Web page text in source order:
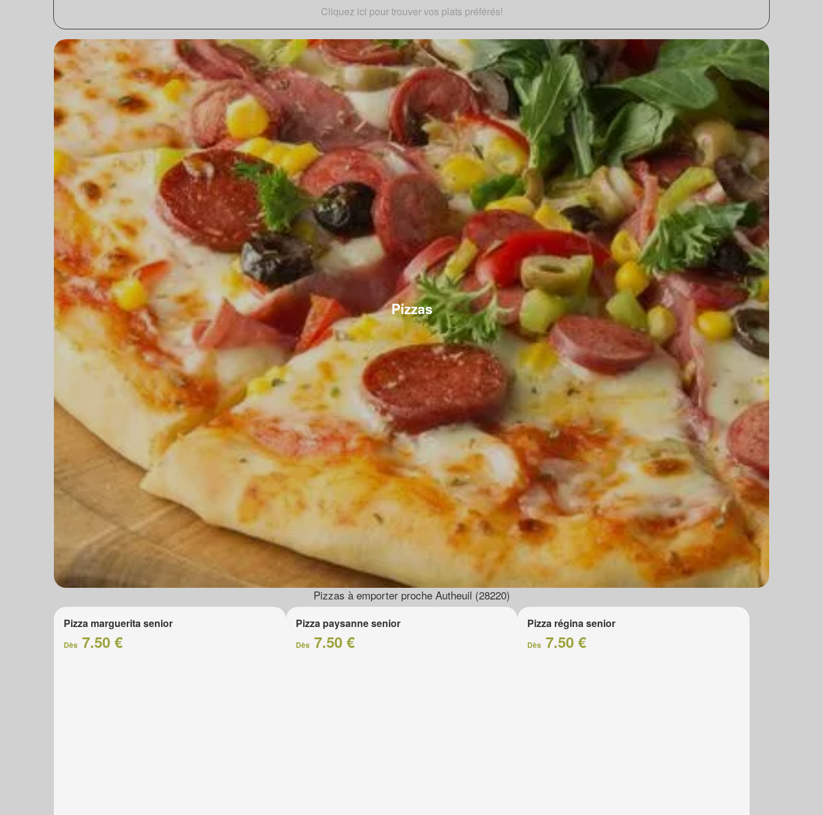
Cliquez ici pour trouver vos plats préférés!
Pizzas
Pizzas à emporter proche Autheuil (28220)
Pizza marguerita senior
Dès 7.50 €
Pizza paysanne senior
Dès 7.50 €
Pizza régina senior
Dès 7.50 €